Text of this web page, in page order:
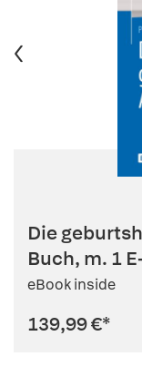
Die
Buch, m. 1
eBook inside
139,99 €*